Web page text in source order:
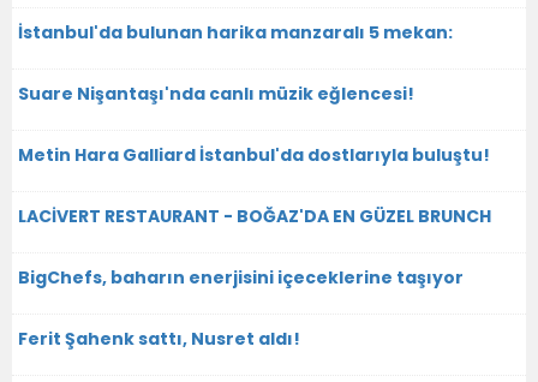
İstanbul'da bulunan harika manzaralı 5 mekan:
Suare Nişantaşı'nda canlı müzik eğlencesi!
Metin Hara Galliard İstanbul'da dostlarıyla buluştu!
LACİVERT RESTAURANT - BOĞAZ'DA EN GÜZEL BRUNCH
BigChefs, baharın enerjisini içeceklerine taşıyor
Ferit Şahenk sattı, Nusret aldı!